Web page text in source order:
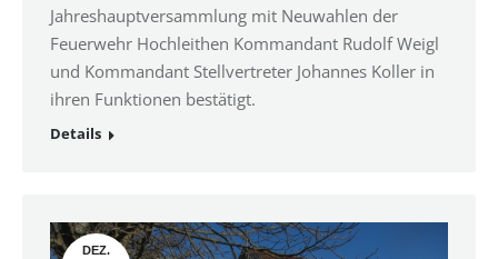
Jahreshauptversammlung mit Neuwahlen der
Feuerwehr Hochleithen Kommandant Rudolf Weigl
und Kommandant Stellvertreter Johannes Koller in
ihren Funktionen bestätigt.
Details
DEZ.